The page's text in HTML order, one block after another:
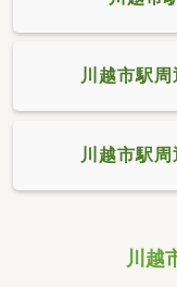
川越市駅
川越市駅
川越